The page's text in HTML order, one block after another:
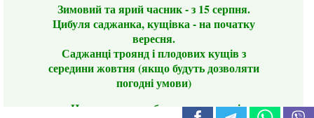
Зимовий та ярий часник - з 15 серпня.
Цибуля саджанка, кущівка - на початку
вересня.
Саджанці троянд і плодових кущів з
середини жовтня (якщо будуть дозволяти
погодні умови)
Цього сезону ви будете задоволені